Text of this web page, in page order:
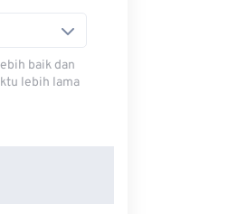
baik dan
lebih lama